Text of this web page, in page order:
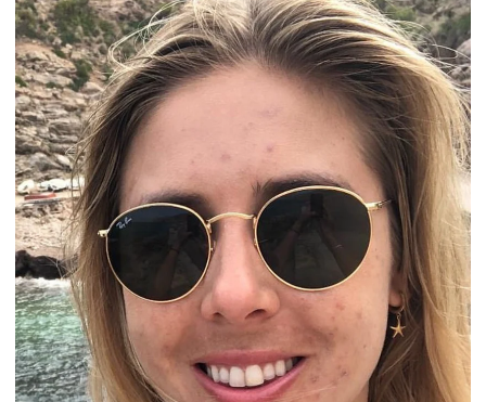
2.0 und den Duschkopf+ die gleiche
Nachfüllkartusche benötigt wird. Mit der Wahl des
Produkts entscheidest du dich also gleichzeitig für
ein bestimmtes Nachfüllsystem.
Du bist dir nicht sicher, welches Modell zu deinem
Badezimmer passt? Schreib uns eine Nachricht – wir
helfen dir gerne bei der Auswahl.